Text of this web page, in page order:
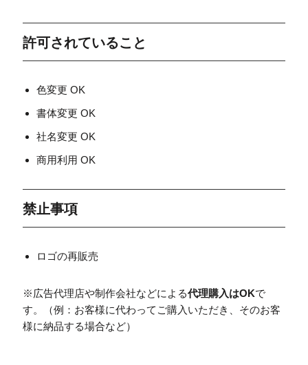
許可されていること
色変更 OK
書体変更 OK
社名変更 OK
商用利用 OK
禁止事項
ロゴの再販売
※広告代理店や制作会社などによる代理購入はOKで
す。（例：お客様に代わってご購入いただき、そのお客
様に納品する場合など）